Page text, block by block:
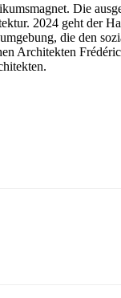
Die
2024 geht der
die den
Architekten